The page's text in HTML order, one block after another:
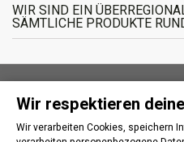
WIR SIND EIN
SÄMTLICHE PRODUKTE
INFORMATIONEN
Wir respektieren
Wir verarbeiten Cookies, speichern